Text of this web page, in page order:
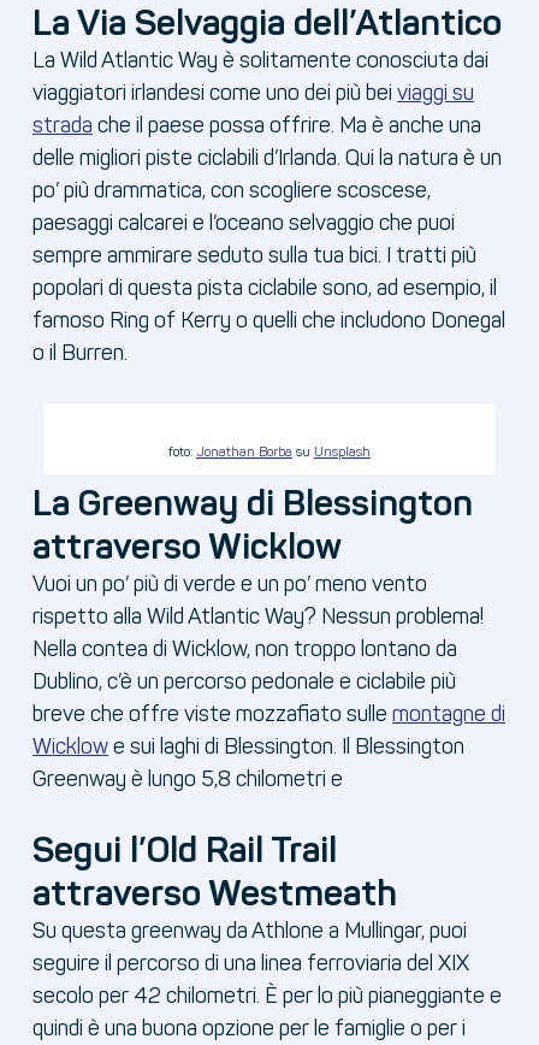
La Via Selvaggia dell’Atlantico
La Wild Atlantic Way è solitamente conosciuta dai
viaggiatori irlandesi come uno dei più bei viaggi su
strada che il paese possa offrire. Ma è anche una
delle migliori piste ciclabili d’Irlanda. Qui la natura è un
po’ più drammatica, con scogliere scoscese,
paesaggi calcarei e l’oceano selvaggio che puoi
sempre ammirare seduto sulla tua bici. I tratti più
popolari di questa pista ciclabile sono, ad esempio, il
famoso Ring of Kerry o quelli che includono Donegal
o il Burren.
foto: Jonathan Borba su Unsplash
La Greenway di Blessington
attraverso Wicklow
Vuoi un po’ più di verde e un po’ meno vento
rispetto alla Wild Atlantic Way? Nessun problema!
Nella contea di Wicklow, non troppo lontano da
Dublino, c’è un percorso pedonale e ciclabile più
breve che offre viste mozzafiato sulle montagne di
Wicklowe sui laghi di Blessington. Il Blessington
Greenway è lungo 5,8 chilometri e
Segui l’Old Rail Trail
attraverso Westmeath
Su questa greenway da Athlone a Mullingar, puoi
seguire il percorso di una linea ferroviaria del XIX
secolo per 42 chilometri. È per lo più pianeggiante e
quindi è una buona opzione per le famiglie o per i